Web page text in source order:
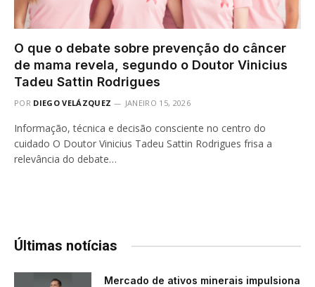
O que o debate sobre prevenção do câncer
de mama revela, segundo o Doutor Vinicius
Tadeu Sattin Rodrigues
POR DIEGO VELÁZQUEZ JANEIRO 15, 2026
Informação, técnica e decisão consciente no centro do
cuidado O Doutor Vinicius Tadeu Sattin Rodrigues frisa a
relevância do debate…
Últimas notícias
Mercado de ativos minerais impulsiona